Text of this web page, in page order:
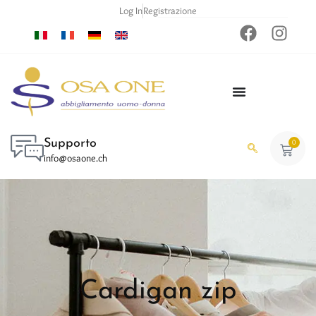
Log InRegistrazione
Supporto
info@osaone.ch
0
Cardigan zip